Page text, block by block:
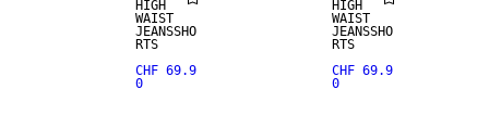
HIGH
WAIST
JEANSSHO
RTS
CHF 69.9
0
HIGH
WAIST
JEANSSHO
RTS
CHF 69.9
0